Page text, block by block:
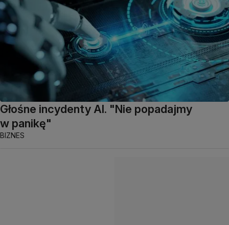
Głośne incydenty AI. "Nie popadajmy
w panikę"
BIZNES